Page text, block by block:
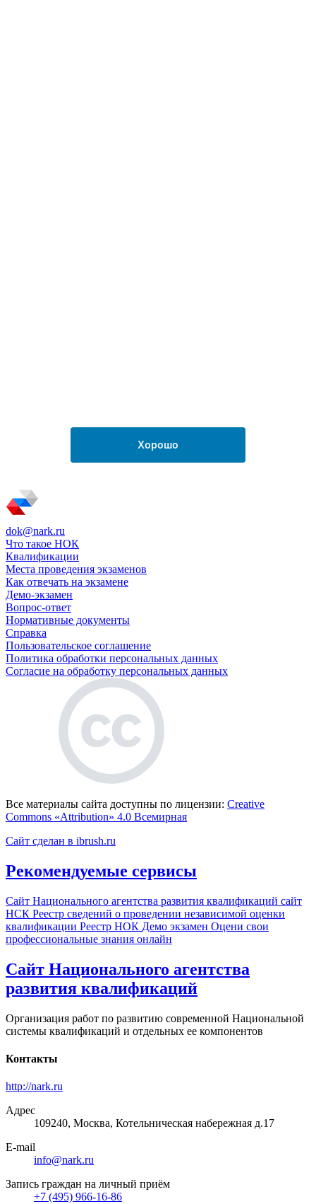
dok@nark.ru
Что такое НОК
Квалификации
Места проведения экзаменов
Как отвечать на экзамене
Демо-экзамен
Вопрос-ответ
Нормативные документы
Справка
Пользовательское соглашение
Политика обработки персональных данных
Согласие на обработку персональных данных
Все материалы сайта доступны по лицензии: Creative
Commons «Attribution» 4.0 Всемирная
Сайт сделан в ibrush.ru
Рекомендуемые сервисы
Сайт Национального агентства развития квалификаций сайт
НСК Реестр сведений о проведении независимой оценки
квалификации Реестр НОК Демо экзамен Оцени свои
профессиональные знания онлайн
Сайт Национального агентства
развития квалификаций
Организация работ по развитию современной Национальной
системы квалификаций и отдельных ее компонентов
Контакты
http://nark.ru
Адрес
109240, Москва, Котельническая набережная д.17
E-mail
info@nark.ru
Запись граждан на личный приём
+7 (495) 966-16-86